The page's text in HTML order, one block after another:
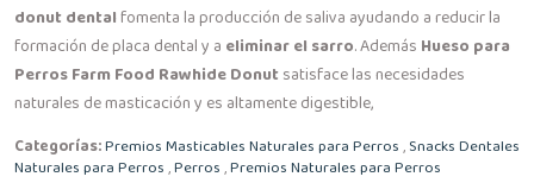
donut dentalfomenta la producción de saliva ayudando a reducir la
formación de placa dental y a eliminar el sarro. Además Hueso para
Perros Farm Food Rawhide Donutsatisface las necesidades
naturales de masticación y es altamente digestible,
Categorías:Premios Masticables Naturales para Perros,Snacks Dentales
Naturales para Perros,Perros,Premios Naturales para Perros